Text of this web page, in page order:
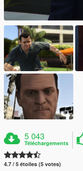
5 043
Téléchargements
4.7 / 5 étoiles (5 votes)